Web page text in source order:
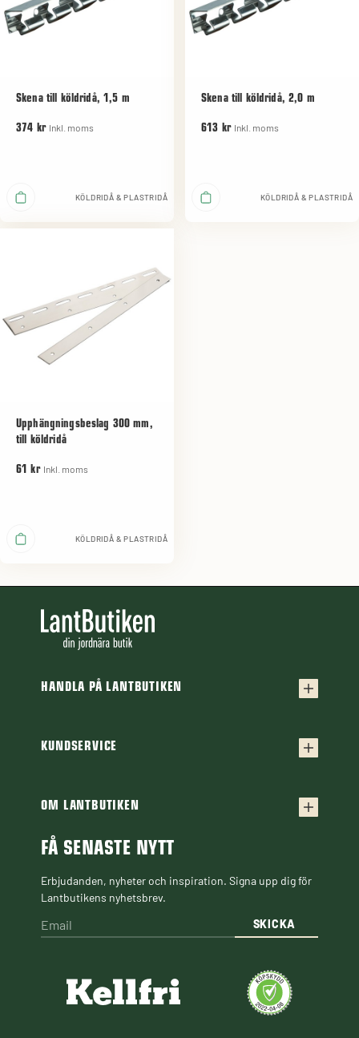
Skena till köldridå, 1,5 m
374 kr Inkl. moms
KÖLDRIDÅ & PLASTRIDÅ
Skena till köldridå, 2,0 m
613 kr Inkl. moms
KÖLDRIDÅ & PLASTRIDÅ
Upphängningsbeslag 300 mm,
till köldridå
61 kr Inkl. moms
KÖLDRIDÅ & PLASTRIDÅ
HANDLA PÅ LANTBUTIKEN
Frakt & leverans
Finansiering
Guider & Artiklar
Black Week
KUNDSERVICE
Frågor & svar
Cookiepolicy
OM LANTBUTIKEN
Om Lantbutiken
FÅ SENASTE NYTT
Erbjudanden, nyheter och inspiration. Signa upp dig för
Lantbutikens nyhetsbrev.
SKICKA